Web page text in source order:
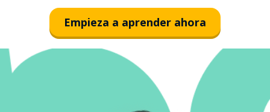
Empieza a aprender ahora